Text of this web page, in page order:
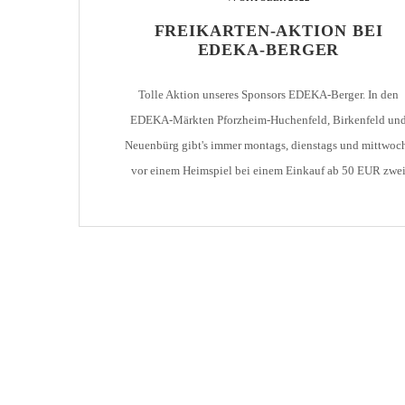
LIGA – SPIELPLAN
LIGA – TORSCHÜTZEN
LIGA – WECHSELBÖRSE
MITGLIEDSCHAFT
1. CFR PFORZHEIM
SAISON 2015/2016
SAISON 2016/2017
FREIKARTEN-AKTION BEI
EDEKA-BERGER
Tolle Aktion unseres Sponsors EDEKA-Berger. In den
EDEKA-Märkten Pforzheim-Huchenfeld, Birkenfeld und
Neuenbürg gibt's immer montags, dienstags und
vor einem Heimspiel bei einem Einkauf ab 50 EUR zwei